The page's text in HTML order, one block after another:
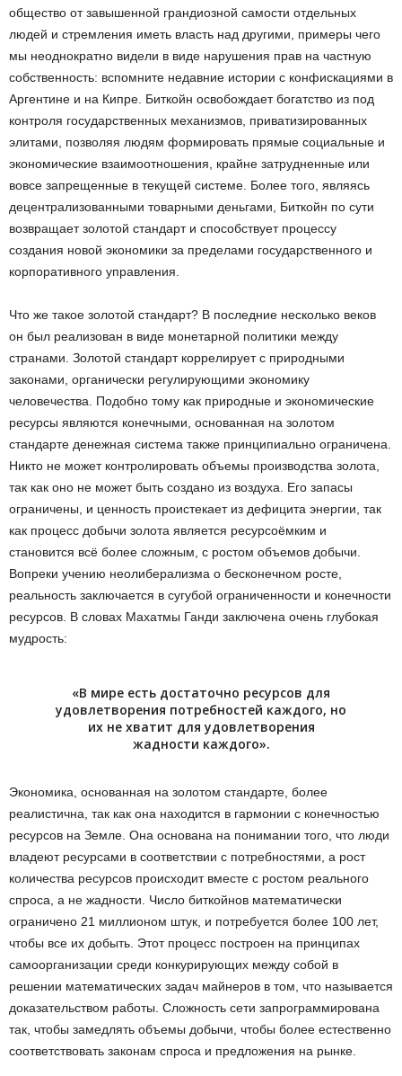
общество от завышенной грандиозной самости отдельных
людей и стремления иметь власть над другими, примеры чего
мы неоднократно видели в виде нарушения прав на частную
собственность: вспомните недавние истории с конфискациями в
Аргентине и на Кипре. Биткойн освобождает богатство из под
контроля государственных механизмов, приватизированных
элитами, позволяя людям формировать прямые социальные и
экономические взаимоотношения, крайне затрудненные или
вовсе запрещенные в текущей системе. Более того, являясь
децентрализованными товарными деньгами, Биткойн по сути
возвращает золотой стандарт и способствует процессу
создания новой экономики за пределами государственного и
корпоративного управления.
Что же такое золотой стандарт? В последние несколько веков
он был реализован в виде монетарной политики между
странами. Золотой стандарт коррелирует с природными
законами, органически регулирующими экономику
человечества. Подобно тому как природные и экономические
ресурсы являются конечными, основанная на золотом
стандарте денежная система также принципиально ограничена.
Никто не может контролировать объемы производства золота,
так как оно не может быть создано из воздуха. Его запасы
ограничены, и ценность проистекает из дефицита энергии, так
как процесс добычи золота является ресурсоёмким и
становится всё более сложным, с ростом объемов добычи.
Вопреки учению неолиберализма о бесконечном росте,
реальность заключается в сугубой ограниченности и конечности
ресурсов. В словах Махатмы Ганди заключена очень глубокая
мудрость:
«В мире есть достаточно ресурсов для
удовлетворения потребностей каждого, но
их не хватит для удовлетворения
жадности каждого».
Экономика, основанная на золотом стандарте, более
реалистична, так как она находится в гармонии с конечностью
ресурсов на Земле. Она основана на понимании того, что люди
владеют ресурсами в соответствии с потребностями, а рост
количества ресурсов происходит вместе с ростом реального
спроса, а не жадности. Число биткойнов математически
ограничено 21 миллионом штук, и потребуется более 100 лет,
чтобы все их добыть. Этот процесс построен на принципах
самоорганизации среди конкурирующих между собой в
решении математических задач майнеров в том, что называется
доказательством работы. Сложность сети запрограммирована
так, чтобы замедлять объемы добычи, чтобы более естественно
соответствовать законам спроса и предложения на рынке.